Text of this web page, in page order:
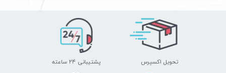
تحویل اکسپرس پشتیبانی ۲۴ ساعته